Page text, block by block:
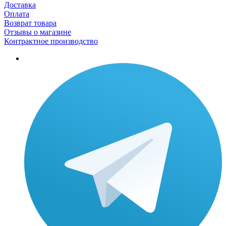
Доставка
Оплата
Возврат товара
Отзывы о магазине
Контрактное производство